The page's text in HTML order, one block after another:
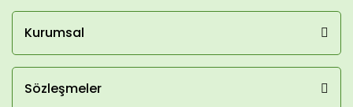
Kurumsal
Sözleşmeler